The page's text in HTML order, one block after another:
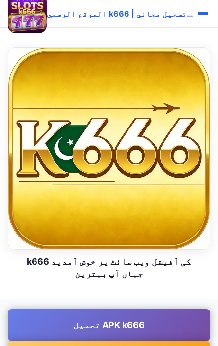
الموقع الرسمي k666 | تحميل وتسجيل مجاني
k666 کی آفیشل ویب سائٹ پر خوش آمدید
جہاں آپ بہترین
تحميل APK k666